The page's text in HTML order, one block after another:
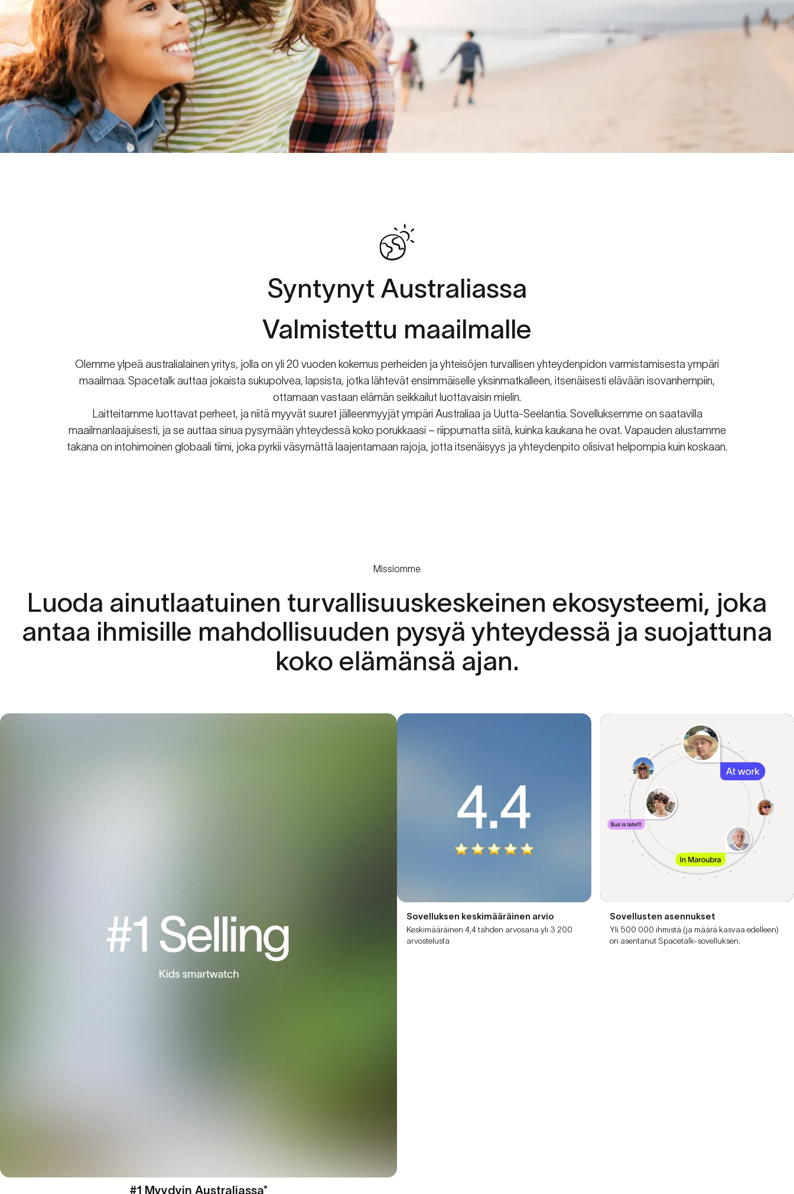
TIETOJA SPACETALKISTA
Perheen turvallisuus
digitaalisella
aikakaudella.
Syntynyt Australiassa
Valmistettu maailmalle
Olemme ylpeä australialainen yritys, jolla on yli 20 vuoden kokemus perheiden ja yhteisöjen turvallisen yhteydenpidon varmistamisesta ympäri
maailmaa. Spacetalk auttaa jokaista sukupolvea, lapsista, jotka lähtevät ensimmäiselle yksinmatkalleen, itsenäisesti elävään isovanhempiin,
ottamaan vastaan elämän seikkailut luottavaisin mielin.
Laitteitamme luottavat perheet, ja niitä myyvät suuret jälleenmyyjät ympäri Australiaa ja Uutta-Seelantia. Sovelluksemme on saatavilla
maailmanlaajuisesti, ja se auttaa sinua pysymään yhteydessä koko porukkaasi – riippumatta siitä, kuinka kaukana he ovat. Vapauden alustamme
takana on intohimoinen globaali tiimi, joka pyrkii väsymättä laajentamaan rajoja, jotta itsenäisyys ja yhteydenpito olisivat helpompia kuin koskaan.
Missiomme
Luoda ainutlaatuinen turvallisuuskeskeinen ekosysteemi, joka
antaa ihmisille mahdollisuuden pysyä yhteydessä ja suojattuna
koko elämänsä ajan.
#1 Myydyin Australiassa*
Sovelluksen keskimääräinen arvio
Keskimääräinen 4,4 tähden arvosana yli 3 200
arvostelusta
Sovellusten asennukset
Yli 500 000 ihmistä (ja määrä kasvaa edelleen)
on asentanut Spacetalk-sovelluksen.